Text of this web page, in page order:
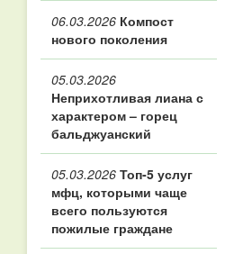
06.03.2026 Компост
нового поколения
05.03.2026
Неприхотливая лиана с
характером – горец
бальджуанский
05.03.2026 Топ‑5 услуг
мфц, которыми чаще
всего пользуются
пожилые граждане